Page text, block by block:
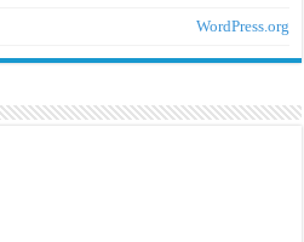
WordPress.org